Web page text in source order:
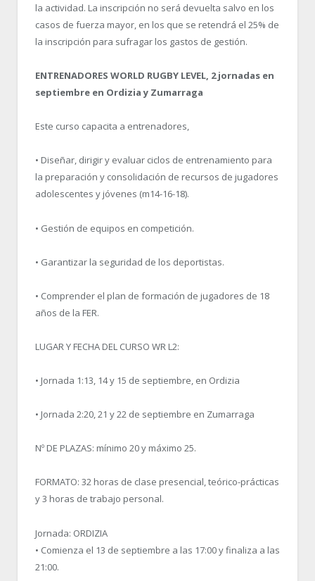
la actividad. La inscripción no será devuelta salvo en los
casos de fuerza mayor, en los que se retendrá el 25% de
la inscripción para sufragar los gastos de gestión.
ENTRENADORES WORLD RUGBY LEVEL, 2 jornadas en
septiembre en Ordizia y Zumarraga
Este curso capacita a entrenadores,
• Diseñar, dirigir y evaluar ciclos de entrenamiento para
la preparación y consolidación de recursos de jugadores
adolescentes y jóvenes (m14-16-18).
• Gestión de equipos en competición.
• Garantizar la seguridad de los deportistas.
• Comprender el plan de formación de jugadores de 18
años de la FER.
LUGAR Y FECHA DEL CURSO WR L2:
• Jornada 1:13, 14 y 15 de septiembre, en Ordizia
• Jornada 2:20, 21 y 22 de septiembre en Zumarraga
Nº DE PLAZAS: mínimo 20 y máximo 25.
FORMATO: 32 horas de clase presencial, teórico-prácticas
y 3 horas de trabajo personal.
Jornada: ORDIZIA
• Comienza el 13 de septiembre a las 17:00 y finaliza a las
21:00.